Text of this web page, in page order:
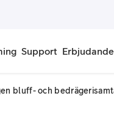
Support
bluff- och